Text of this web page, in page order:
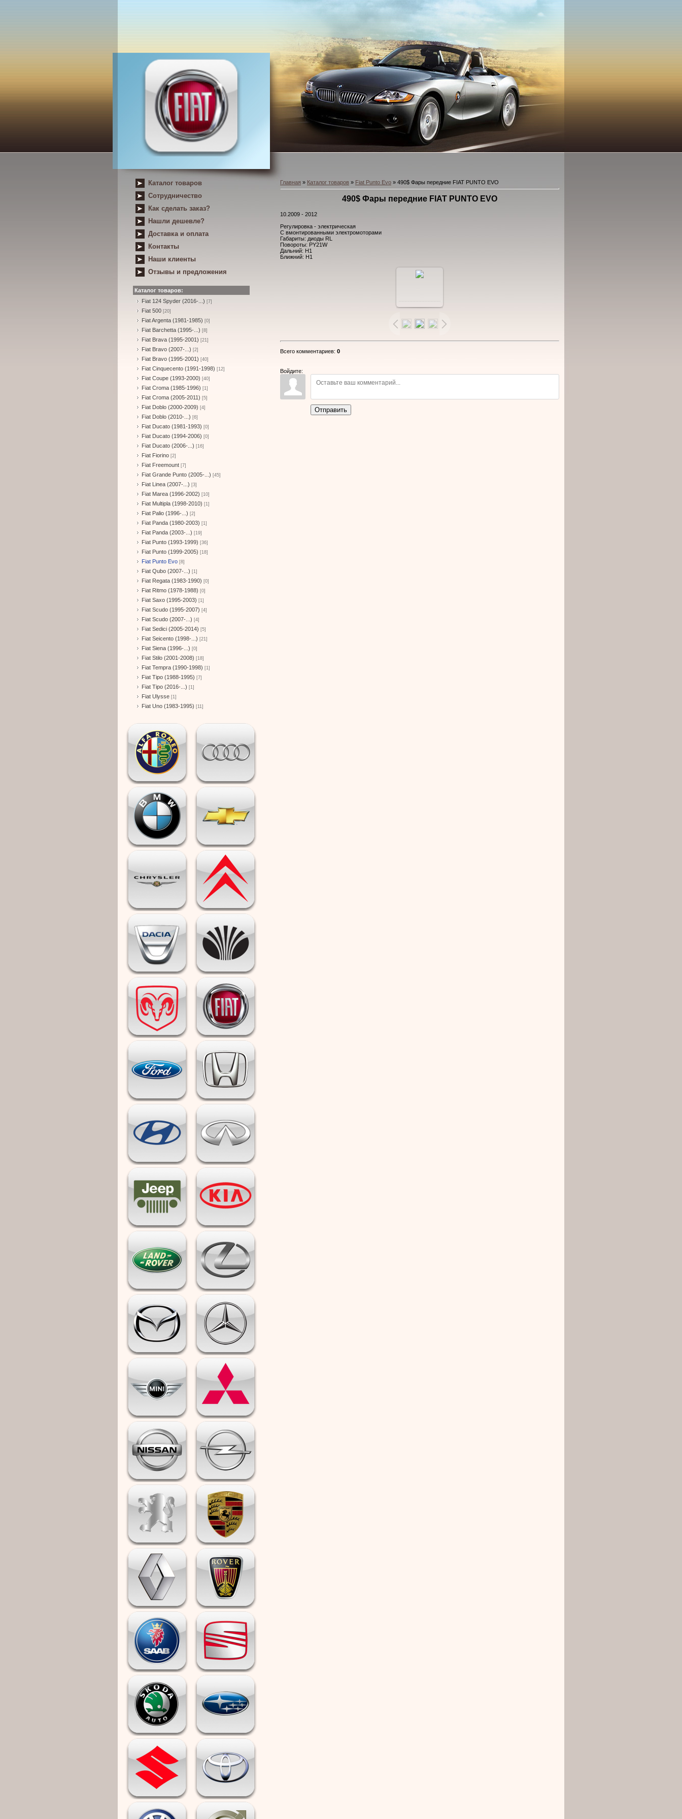
Каталог товаров
Сотрудничество
Как сделать заказ?
Нашли дешевле?
Доставка и оплата
Контакты
Наши клиенты
Отзывы и предложения
Каталог товаров:
Fiat 124 Spyder (2016-...) [7]
Fiat 500 [20]
Fiat Argenta (1981-1985) [0]
Fiat Barchetta (1995-...) [8]
Fiat Brava (1995-2001) [21]
Fiat Bravo (2007-...) [2]
Fiat Bravo (1995-2001) [40]
Fiat Cinquecento (1991-1998) [12]
Fiat Coupe (1993-2000) [40]
Fiat Croma (1985-1996) [1]
Fiat Croma (2005-2011) [5]
Fiat Doblo (2000-2009) [4]
Fiat Doblo (2010-...) [6]
Fiat Ducato (1981-1993) [0]
Fiat Ducato (1994-2006) [0]
Fiat Ducato (2006-...) [16]
Fiat Fiorino [2]
Fiat Freemount [7]
Fiat Grande Punto (2005-...) [45]
Fiat Linea (2007-...) [3]
Fiat Marea (1996-2002) [10]
Fiat Multipla (1998-2010) [1]
Fiat Palio (1996-...) [2]
Fiat Panda (1980-2003) [1]
Fiat Panda (2003-...) [19]
Fiat Punto (1993-1999) [36]
Fiat Punto (1999-2005) [18]
Fiat Punto Evo [8]
Fiat Qubo (2007-...) [1]
Fiat Regata (1983-1990) [0]
Fiat Ritmo (1978-1988) [0]
Fiat Saxo (1995-2003) [1]
Fiat Scudo (1995-2007) [4]
Fiat Scudo (2007-...) [4]
Fiat Sedici (2005-2014) [5]
Fiat Seicento (1998-...) [21]
Fiat Siena (1996-...) [0]
Fiat Stilo (2001-2008) [18]
Fiat Tempra (1990-1998) [1]
Fiat Tipo (1988-1995) [7]
Fiat Tipo (2016-...) [1]
Fiat Ulysse [1]
Fiat Uno (1983-1995) [11]
Главная » Каталог товаров » Fiat Punto Evo » 490$ Фары передние FIAT PUNTO EVO
490$ Фары передние FIAT PUNTO EVO
10.2009 - 2012
Регулировка - электрическая
С вмонтированными электромоторами
Габариты: диоды RL
Повороты: PY21W
Дальний: Н1
Ближний: Н1
размере
Всего комментариев: 0
Войдите:
Отправить